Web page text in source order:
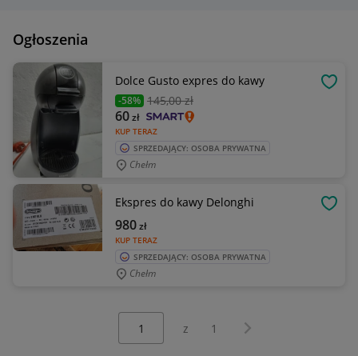
Ogłoszenia
Dolce Gusto expres do kawy
-58% 145,00 zł
KUP TERAZ
60zł
SPRZEDAJĄCY: OSOBA PRYWATNA
Chełm
Ekspres do kawy Delonghi
KUP TERAZ
980zł
SPRZEDAJĄCY: OSOBA PRYWATNA
Chełm
z 1 Następna strona